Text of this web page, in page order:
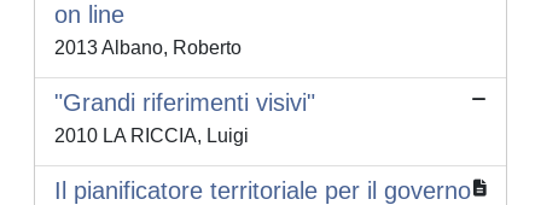
on line
2013 Albano, Roberto
"Grandi riferimenti visivi"
2010 LA RICCIA, Luigi
Il pianificatore territoriale per il governo